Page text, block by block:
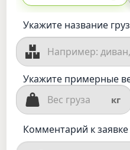
Укажите название
Укажите примерные
кг
Комментарий к заявке